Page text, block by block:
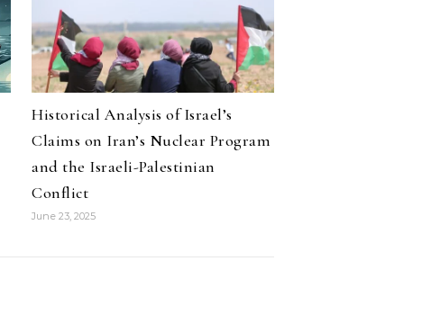
Historical Analysis of Israel’s
Claims on Iran’s Nuclear Program
and the Israeli-Palestinian
Conflict
June 23, 2025